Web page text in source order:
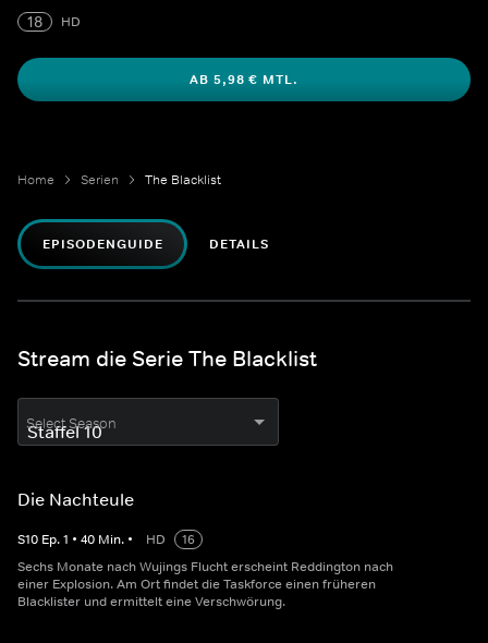
18 HD
AB 5,98 € MTL.
Home Serien The Blacklist
EPISODENGUIDE DETAILS
Stream die Serie The Blacklist
Select Season
Die Nachteule
S10 Ep.1 • 40 Min. • HD
16
Sechs Monate nach Wujings Flucht erscheint Reddington nach
einer Explosion. Am Ort findet die Taskforce einen früheren
Blacklister und ermittelt eine Verschwörung.